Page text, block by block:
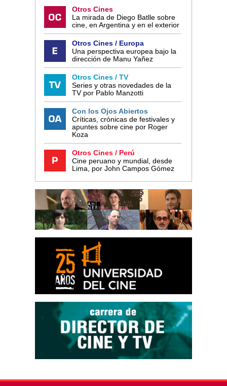
Otros Cines
La mirada de Diego Batlle sobre
cine, en Argentina y en el exterior
Otros Cines / Europa
Una perspectiva europea bajo la
dirección de Manu Yañez
Otros Cines / TV
Series y otras novedades de la
TV por Pablo Manzotti
Con los Ojos Abiertos
Críticas, crónicas de festivales y
apuntes sobre cine por Roger
Koza
Otros Cines / Perú
Cine peruano y mundial, desde
Lima, por John Campos Gómez